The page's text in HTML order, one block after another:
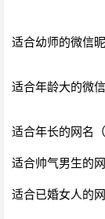
适合幼师的微信
适合年龄大的微
适合年长的网名
适合帅气男生的
适合已婚女人的